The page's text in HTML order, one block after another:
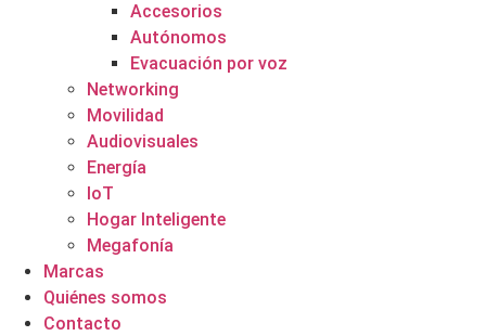
Accesorios
Autónomos
Evacuación por voz
Networking
Movilidad
Audiovisuales
Energía
IoT
Hogar Inteligente
Megafonía
Marcas
Quiénes somos
Contacto